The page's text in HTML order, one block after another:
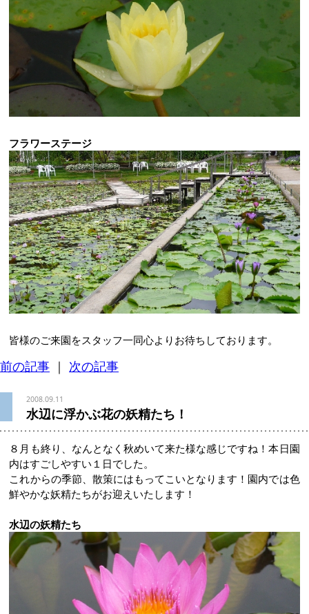
フラワーステージ
皆様のご来園をスタッフ一同心よりお待ちしております。
前の記事 ｜ 次の記事
2008.09.11
水辺に浮かぶ花の妖精たち！
８月も終り、なんとなく秋めいて来た様な感じですね！本日園
内はすごしやすい１日でした。
これからの季節、散策にはもってこいとなります！園内では色
鮮やかな妖精たちがお迎えいたします！
水辺の妖精たち